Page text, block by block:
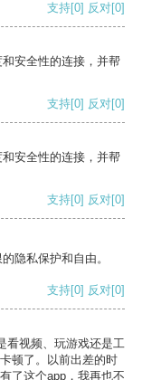
支持[0] 反对[0]
安全性的连接，并帮
支持[0] 反对[0]
安全性的连接，并帮
支持[0] 反对[0]
隐私保护和自由。
支持[0] 反对[0]
看视频、玩游戏还是工
顿了。以前出差的时
了这个app，我再也不